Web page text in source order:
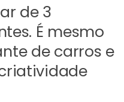
de 3
É mesmo
de carros e